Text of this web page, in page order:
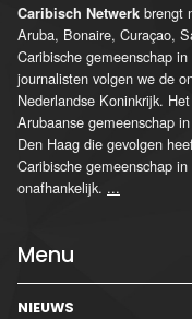
Caribisch Netwerk brengt
Aruba, Bonaire, Curaçao,
Caribische gemeenschap
journalisten volgen we de
Nederlandse Koninkrijk.
Arubaanse gemeenschap
Den Haag die gevolgen
Caribische gemeenschap
onafhankelijk. ...
Menu
NIEUWS